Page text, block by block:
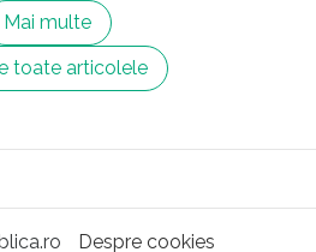
Mai multe
toate articolele
Despre cookies